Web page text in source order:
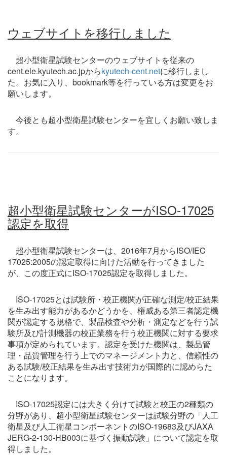
ウェブサイトを移行しました
超小型衛星試験センターのウェブサイトを従来の
cent.ele.kyutech.ac.jpからkyutech-cent.netに移行しまし
た。お気に入り、bookmark等を行っている方は変更をお
願いします。
今後とも超小型衛星試験センターを宜しくお願い致しま
す。
超小型衛星試験センターがISO-17025
認定を取得
超小型衛星試験センターは、2016年7月からISO/IEC
17025:2005の認定取得に向けた活動を行ってきました
が、この度正式にISO-17025認定を取得しました。
ISO-17025とは試験所・校正機関が正確な測定/校正結果
を生み出す能力があるかどうかを、権威ある第三者認定機
関が認定する規格で、製品検査や分析・測定などを行う試
験所及び計測機器の校正業務を行う校正機関に対する要求
事項が定められています。認定を受けた機関は、製品管
理・品質管理を行う上でのマネージメント力と、信頼性の
ある試験/校正結果を生み出す技術力が国際的に認めらた
ことになります。
ISO-17025認定には大きく分けて試験と校正の2種類の
分野があり、超小型衛星試験センターは試験分野の「人工
衛星及び人工衛星コンポーネントのISO-19683及びJAXA
JERG-2-130-HB003に基づく振動試験」について認定を取
得しました。